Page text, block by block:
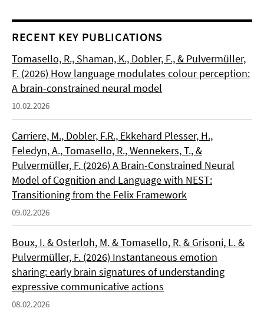
RECENT KEY PUBLICATIONS
Tomasello, R., Shaman, K., Dobler, F., & Pulvermüller,
F. (2026) How language modulates colour perception:
A brain-constrained neural model
10.02.2026
Carriere, M., Dobler, F.R., Ekkehard Plesser, H.,
Feledyn, A., Tomasello, R., Wennekers, T., &
Pulvermüller, F. (2026) A Brain-Constrained Neural
Model of Cognition and Language with NEST:
Transitioning from the Felix Framework
09.02.2026
Boux, I. & Osterloh, M. & Tomasello, R. & Grisoni, L. &
Pulvermüller, F. (2026) Instantaneous emotion
sharing: early brain signatures of understanding
expressive communicative actions
08.02.2026